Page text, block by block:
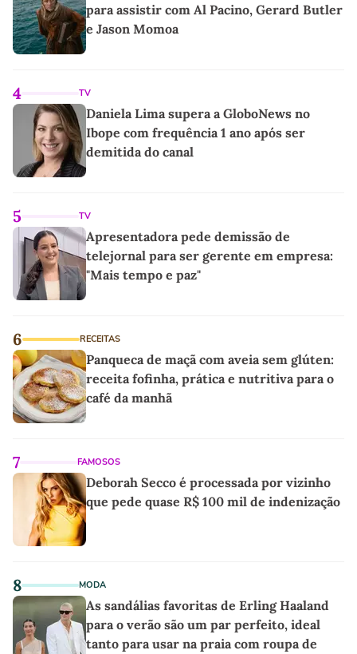
para assistir com Al Pacino, Gerard Butler
e Jason Momoa
4 TV
Daniela Lima supera a GloboNews no
Ibope com frequência 1 ano após ser
demitida do canal
5 TV
Apresentadora pede demissão de
telejornal para ser gerente em empresa:
"Mais tempo e paz"
6 RECEITAS
Panqueca de maçã com aveia sem glúten:
receita fofinha, prática e nutritiva para o
café da manhã
7 FAMOSOS
Deborah Secco é processada por vizinho
que pede quase R$ 100 mil de indenização
8 MODA
As sandálias favoritas de Erling Haaland
para o verão são um par perfeito, ideal
tanto para usar na praia com roupa de